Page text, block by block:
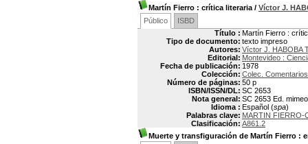
Martín Fierro : crítica literaria / Víctor J.
Público
ISBD
Título : Martín Fierro :
Tipo de documento: texto impreso
Autores: Víctor J. HABOBA
Editorial: Montevideo :
Fecha de publicación: 1978
Colección: Colec. Comentarios
Número de páginas: 50 p
ISBN/ISSN/DL: SC 2653
Nota general: SC 2653 Ed.
Idioma : Español (spa)
Palabras clave: MARTIN FIERRO-
Clasificación: A861.2
Muerte y transfiguración de Martín Fierro :